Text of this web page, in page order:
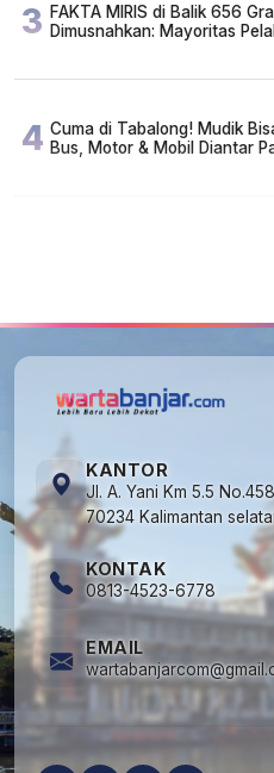
3 FAKTA MIRIS di Balik 656
Dimusnahkan: Mayoritas
4 Cuma di Tabalong! Mudik
Bus, Motor & Mobil Diantar
KANTOR
Jl. A. Yani Km 5.5
70234 Kalimantan
KONTAK
0813-4523-6778
EMAIL